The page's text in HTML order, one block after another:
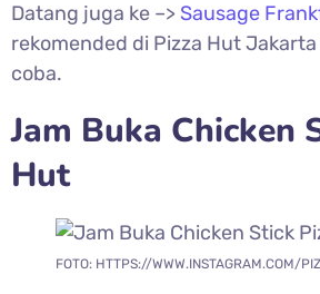
Datang juga ke –> Sausage
rekomended di Pizza Hut
coba.
Jam Buka Chicken
Hut
FOTO: HTTPS://WWW.INSTAGRAM.COM/